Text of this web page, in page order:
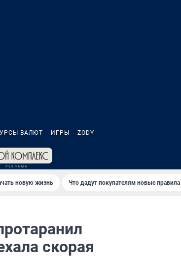
ВАЛЮТ ИГРЫ ZODY
новую жизнь Что дадут покупателям новые правила
скорая